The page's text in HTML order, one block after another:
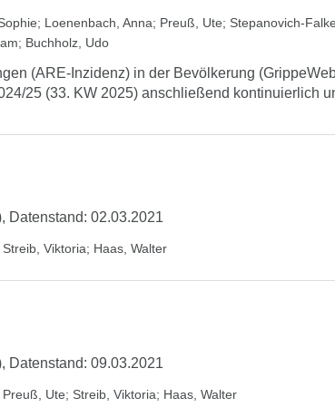
; Loenenbach, Anna; Preuß, Ute; Stepanovich-
; Buchholz, Udo
(ARE-Inzidenz) in der Bevölkerung
25 (33. KW 2025) anschließend kontinuierlich
Datenstand: 02.03.2021
Streib, Viktoria; Haas, Walter
Datenstand: 09.03.2021
Preuß, Ute; Streib, Viktoria; Haas, Walter